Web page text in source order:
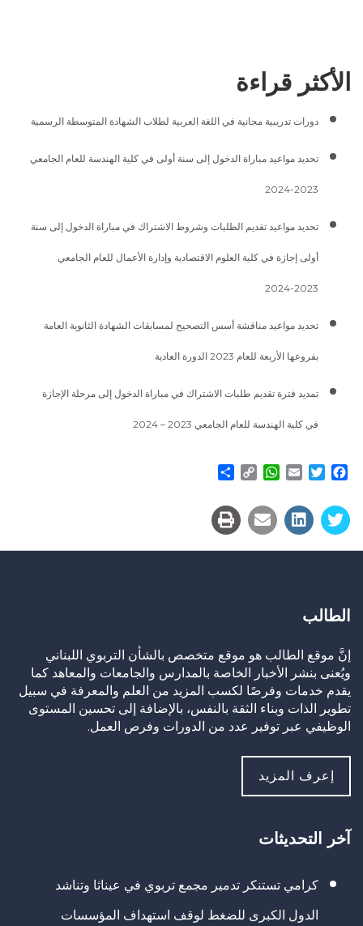
الأكثر قراءة
دورات تدريبية مجانية في اللغة العربية لطلاب الشهادة المتوسطة الرسمية
تحديد مواعيد مباراة الدخول إلى سنة أولى في كلية الهندسة للعام الجامعي
2023-2024
تحديد مواعيد تقديم الطلبات وشروط الاشتراك في مباراة الدخول إلى سنة
أولى إجازة في كلية العلوم الاقتصادية وإدارة الأعمال للعام الجامعي
2023-2024
تحديد مواعيد مناقشة أسس التصحيح لمسابقات الشهادة الثانوية العامة
بفروعها الأربعة للعام 2023 الدورة العادية
تمديد فترة تقديم طلبات الاشتراك في مباراة الدخول إلى مرحلة الإجازة
في كلية الهندسة للعام الجامعي 2023 – 2024
Facebook
Twitter
Email
WhatsApp
Copy
الطالب
إنَّ موقع الطالب هو موقع متخصص بالشأن التربوي اللبناني
ويُعنى بنشر الأخبار الخاصة بالمدارس والجامعات والمعاهد كما
يقدم خدمات وفرصًا لكسب المزيد من العلم والمعرفة في سبيل
تطوير الذات وبناء الثقة بالنفس، بالإضافة إلى تحسين المستوى
الوظيفي عبر توفير عدد من الدورات وفرص العمل.
إعرف المزيد
آخر التحديثات
كرامي تستنكر تدمير مجمع تربوي في عيناثا وتناشد
الدول الكبرى للضغط لوقف استهداف المؤسسات